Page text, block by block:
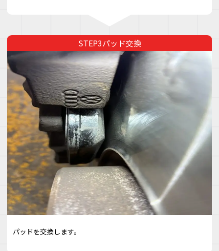
パッド交換
パッドを交換します。